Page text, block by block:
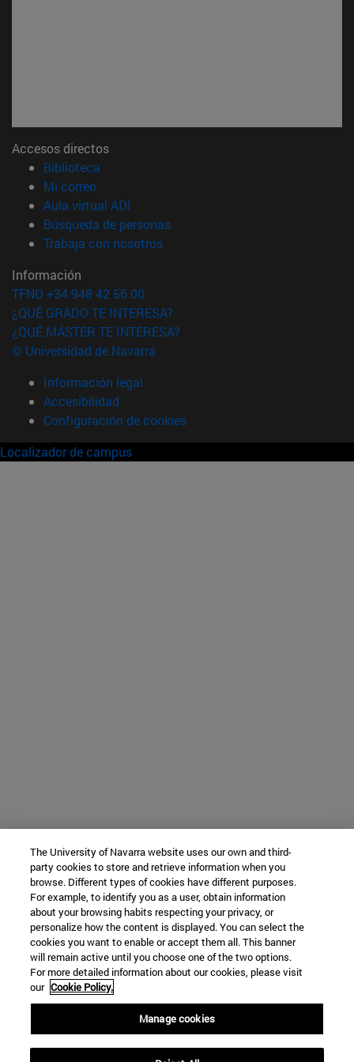
Accesos directos
Biblioteca
Mi correo(abre en nueva ventana)
Aula virtual ADI
Búsqueda de personas(abre en nueva ventana)
Trabaja con nosotros(abre en nueva ventana)
Información
TFNO +34 948 42 56 00
¿QUÉ GRADO TE INTERESA?
¿QUÉ MÁSTER TE INTERESA?
© Universidad de Navarra
Información legal
Accesibilidad
Configuración de cookies
Localizador de campus
The University of Navarra website uses our own and third-
party cookies to store and retrieve information when you
browse. Different types of cookies have different purposes.
For example, to identify you as a user, obtain information
about your browsing habits respecting your privacy, or
personalize how the content is displayed. You can select the
cookies you want to enable or accept them all. This banner
will remain active until you choose one of the two options.
For more detailed information about our cookies, please visit
our Cookie Policy.
Manage cookies